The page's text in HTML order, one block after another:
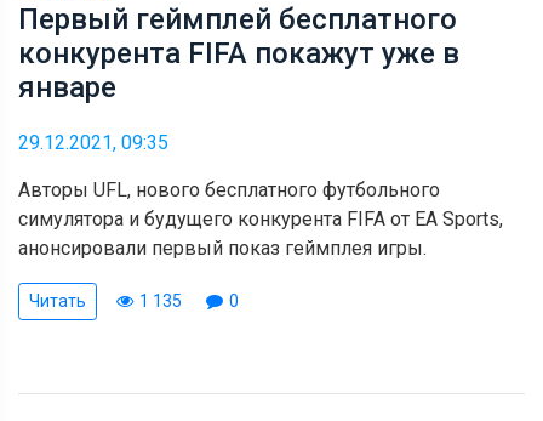
Первый геймплей бесплатного
конкурента FIFA покажут уже в
январе
29.12.2021, 09:35
Авторы UFL, нового бесплатного футбольного
симулятора и будущего конкурента FIFA от EA Sports,
анонсировали первый показ геймплея игры.
Читать 1 135 0